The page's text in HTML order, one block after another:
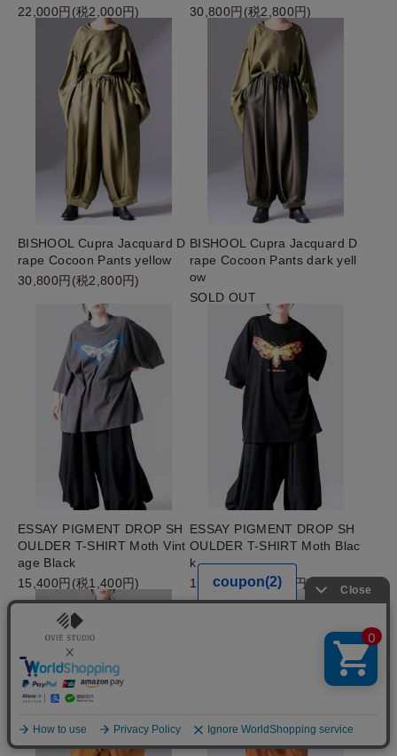
22,000円(税2,000円)
30,800円(税2,800円)
BISHOOL Cupra Jacquard D
rape Cocoon Pants yellow
30,800円(税2,800円)
BISHOOL Cupra Jacquard D
rape Cocoon Pants dark yell
ow
SOLD OUT
ESSAY PIGMENT DROP SH
OULDER T-SHIRT Moth Vint
age Black
15,400円(税1,400円)
ESSAY PIGMENT DROP SH
OULDER T-SHIRT Moth Blac
k
15,400円(税1,400円)